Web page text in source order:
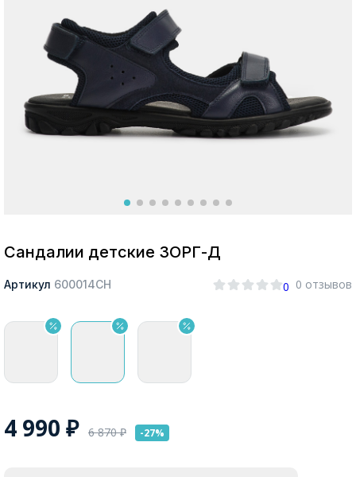
Москва
Сандалии детские ЗОРГ-Д
Артикул 600014СН 0 0 отзывов
4 990 ₽ 6 870₽ -27%